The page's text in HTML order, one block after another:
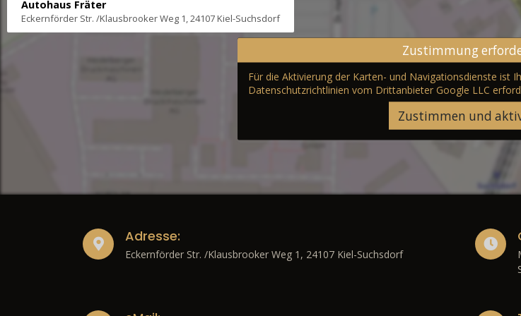
Autohaus Fräter
Eckernförder Str. /Klausbrooker Weg 1, 24107 Kiel-Suchsdorf
Zustimmung
Für die Aktivierung der Karten- und Navigationsdienste ist
Datenschutzrichtlinien vom Drittanbieter Google LLC
Zustimmen und
Adresse:
Eckernförder Str. /Klausbrooker Weg 1, 24107 Kiel-Suchsdorf